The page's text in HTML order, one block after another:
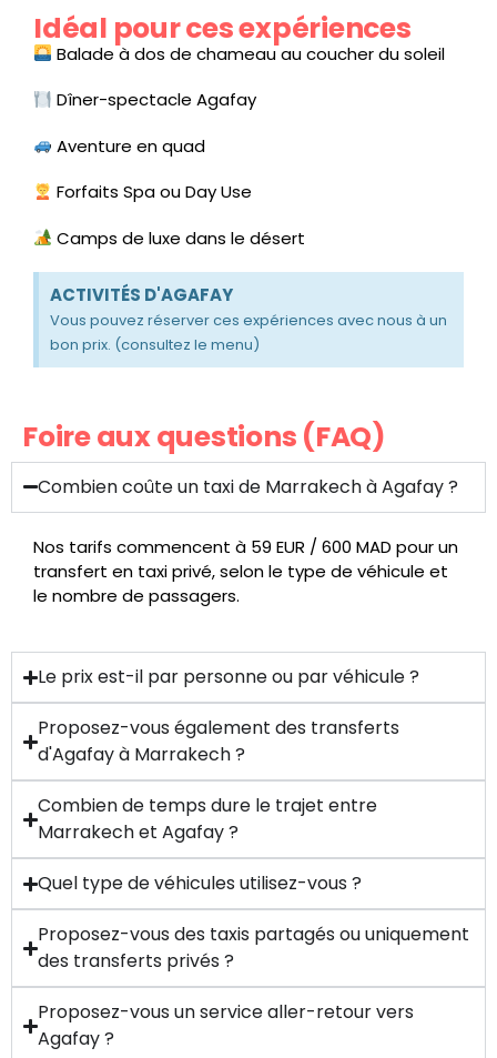
Idéal pour ces expériences
Balade à dos de chameau au coucher du soleil
Dîner-spectacle Agafay
Aventure en quad
Forfaits Spa ou Day Use
Camps de luxe dans le désert
ACTIVITÉS D'AGAFAY
Vous pouvez réserver ces expériences avec nous à un
bon prix. (consultez le menu)
Foire aux questions (FAQ)
Combien coûte un taxi de Marrakech à Agafay ?
Nos tarifs commencent à 59 EUR / 600 MAD pour un
transfert en taxi privé, selon le type de véhicule et
le nombre de passagers.
Le prix est-il par personne ou par véhicule ?
Proposez-vous également des transferts
d'Agafay à Marrakech ?
Combien de temps dure le trajet entre
Marrakech et Agafay ?
Quel type de véhicules utilisez-vous ?
Proposez-vous des taxis partagés ou uniquement
des transferts privés ?
Proposez-vous un service aller-retour vers
Agafay ?